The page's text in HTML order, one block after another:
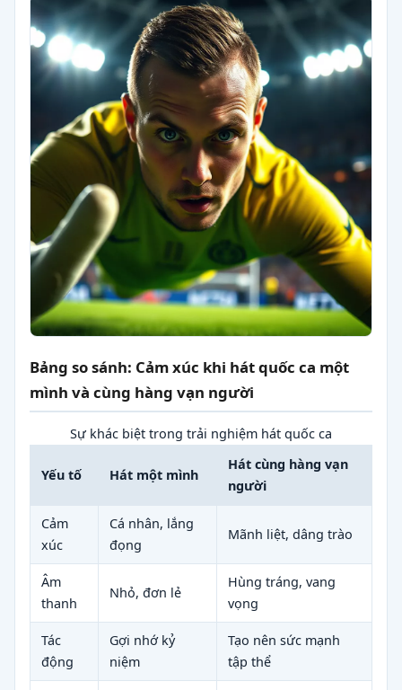
Bảng so sánh: Cảm xúc khi hát quốc ca một
mình và cùng hàng vạn người
Sự khác biệt trong trải nghiệm hát quốc ca
Yếu tố Hát một mình
Hát cùng hàng vạn
người
Cảm
xúc
Cá nhân, lắng
đọng
Mãnh liệt, dâng trào
Âm
thanh
Nhỏ, đơn lẻ
Hùng tráng, vang
vọng
Tác
động
Gợi nhớ kỷ
niệm
Tạo nên sức mạnh
tập thể